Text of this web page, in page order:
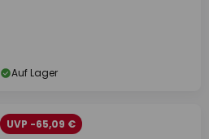
Auf Lager
UVP -65,09 €